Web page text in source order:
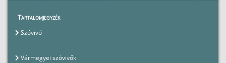
Tartalomjegyzék
Szóvivő
Vármegyei szóvivők